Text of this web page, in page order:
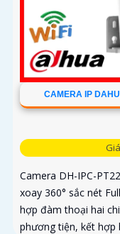
CAMERA IP
Camera DH-IPC-
xoay 360° sắc nét
hợp đàm thoại hai
phương tiện, kết hợp